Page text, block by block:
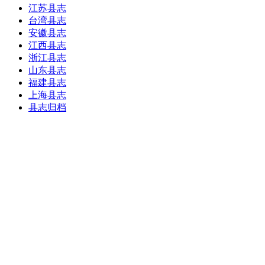
江苏县志
台湾县志
安徽县志
江西县志
浙江县志
山东县志
福建县志
上海县志
县志归档